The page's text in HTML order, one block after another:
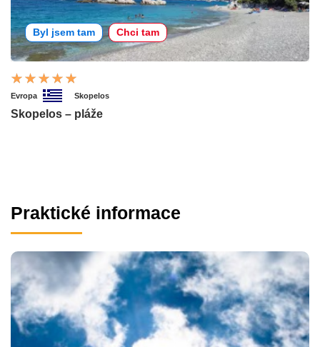
Byl jsem tam Chci tam
Evropa Skopelos
Skopelos – pláže
Praktické informace